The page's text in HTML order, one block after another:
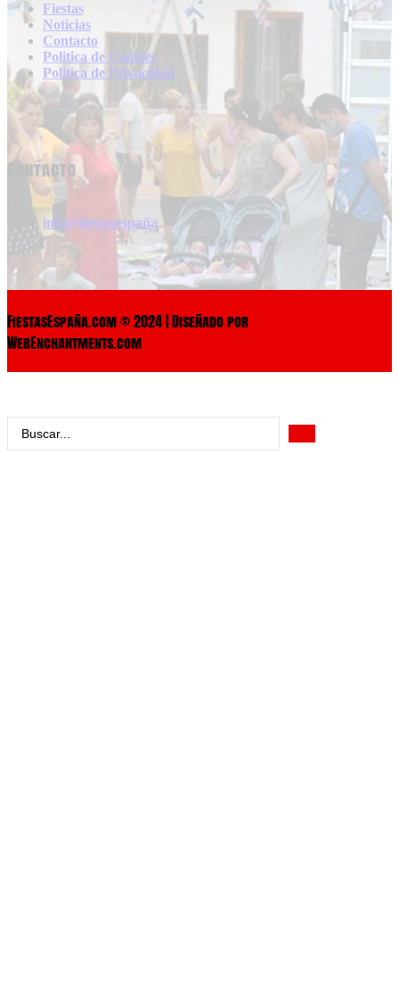
Fiestas
Noticias
Contacto
Politica de Cookies
Politica de Privacidad
Contacto
info@fiestasespaña
FiestasEspaña.com © 2024 | Diseñado por
WebEnchantments.com